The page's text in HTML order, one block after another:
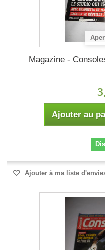
Magazine -
Ajouter au
Ajouter à ma liste